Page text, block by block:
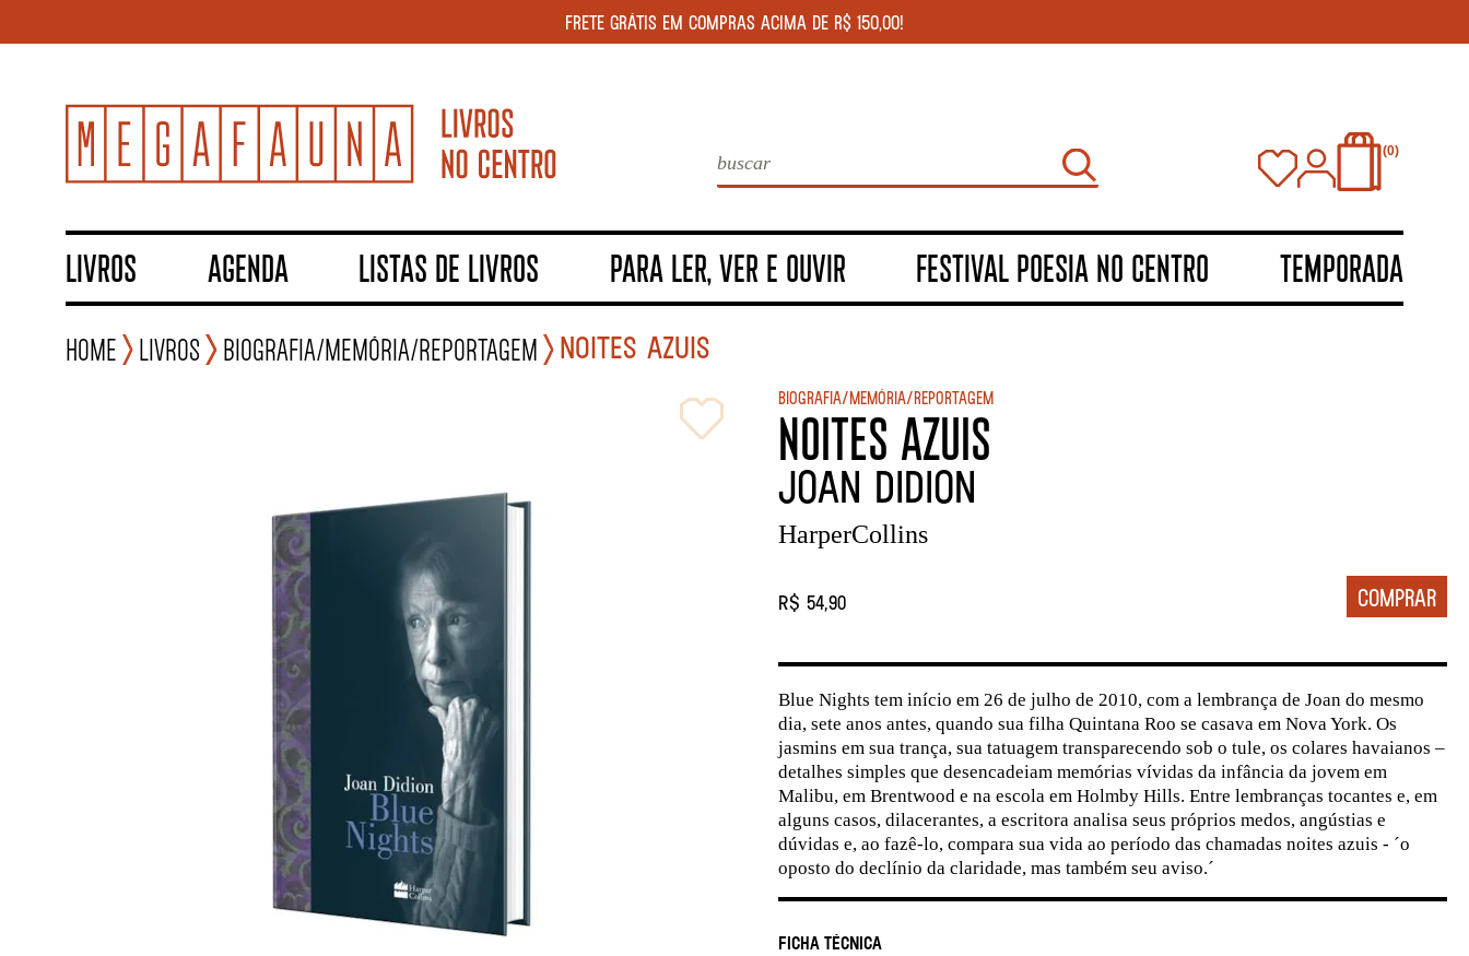
FRETE GRÁTIS EM COMPRAS ACIMA DE R$ 150,00!
0
LIVROS AGENDA LISTAS DE LIVROS PARA LER, VER E OUVIR FESTIVAL POESIA NO CENTRO TEMPORADA
Home Livros Biografia/Memória/Reportagem NOITES AZUIS
Biografia/Memória/Reportagem
NOITES AZUIS
Joan Didion
HarperCollins
R$ 54,90
Ficha Técnica
Blue Nights tem início em 26 de julho de 2010, com a lembrança de Joan do mesmo
dia, sete anos antes, quando sua filha Quintana Roo se casava em Nova York. Os
jasmins em sua trança, sua tatuagem transparecendo sob o tule, os colares havaianos –
detalhes simples que desencadeiam memórias vívidas da infância da jovem em
Malibu, em Brentwood e na escola em Holmby Hills. Entre lembranças tocantes e, em
alguns casos, dilacerantes, a escritora analisa seus próprios medos, angústias e
dúvidas e, ao fazê-lo, compara sua vida ao período das chamadas noites azuis - ´o
oposto do declínio da claridade, mas também seu aviso.´